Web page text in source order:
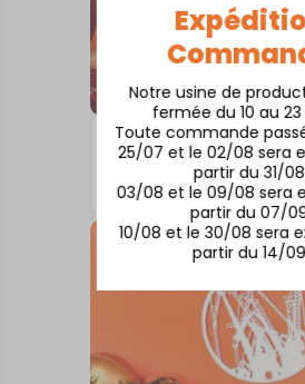
Notre usine de
fermée du 10 au 23
Toute commande
25/07 et le 02/08 sera
partir du 31/08
03/08 et le 09/08 sera
partir du 07/
10/08 et le 30/08 sera
partir du 14/09
BOULES DE
LES CABANES
10,00€